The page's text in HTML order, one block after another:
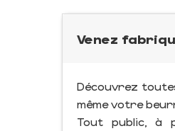
Venez
Découvrez
même votre
Tout public, à